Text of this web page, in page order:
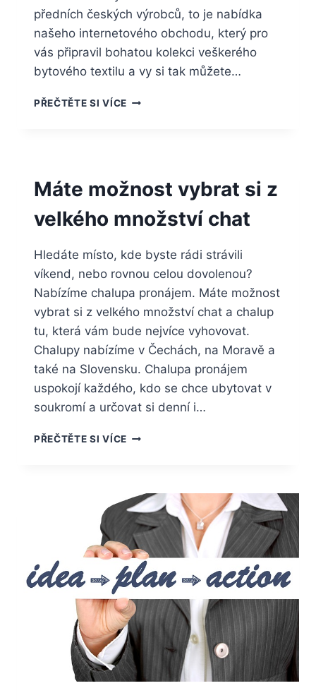
předních českých výrobců, to je nabídka
našeho internetového obchodu, který pro
vás připravil bohatou kolekci veškerého
bytového textilu a vy si tak můžete…
PŘEČTĚTE SI VÍCEKAŽDÝ
SVÉ
Máte možnost vybrat si z
velkého množství chat
Hledáte místo, kde byste rádi strávili
víkend, nebo rovnou celou dovolenou?
Nabízíme chalupa pronájem. Máte možnost
vybrat si z velkého množství chat a chalup
tu, která vám bude nejvíce vyhovovat.
Chalupy nabízíme v Čechách, na Moravě a
také na Slovensku. Chalupa pronájem
uspokojí každého, kdo se chce ubytovat v
soukromí a určovat si denní i…
PŘEČTĚTE SI VÍCEMÁTE
Z
VELKÉHO
MNOŽSTVÍ
CHAT